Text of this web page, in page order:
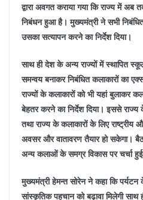
द्वारा अवगत कराया गया कि राज्य में अब
निबंधन हुआ है। मुख्यमंत्री ने सभी
उसका सत्यापन करने का निर्देश दिया।
साथ ही देश के अन्य राज्यों में स्थापित
समन्वय बनाकर निबंधित कलाकारों का
राज्यों के कलाकारों को भी यहां बुलाकर
बेहतर करने का निर्देश दिया। इससे
तथा राज्य के कलाकारों के लिए
अवसर और वातावरण तैयार हो सकेगा।
अन्य कलाओं के समग्र विकास पर चर्चा
मुख्यमंत्री हेमन्त सोरेन ने कहा कि पर्यटन
सांस्कृतिक पहचान को बढ़ावा मिलेगी साथ